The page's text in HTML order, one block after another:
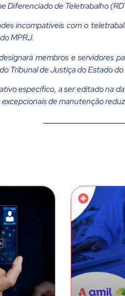
Diferenciado de Teletrabalho
incompatíveis com o
MPRJ.
membros e servidores
Tribunal de Justiça do Estado
específico, a ser editado na
de manutenção